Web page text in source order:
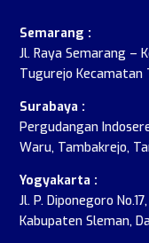
Semarang :
Jl. Raya Semarang –
Tugurejo
Surabaya :
Pergudangan
Waru, Tambakrejo,
Yogyakarta :
Jl. P. Diponegoro
Kabupaten Sleman,